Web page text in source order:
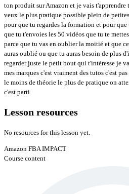
ton produit sur Amazon et je vais
veux le plus pratique possible plein de
pour que tu regardes la formation et pour
que tu t'envoies les 50 vidéos que tu te
parce que tu vas en oublier la moitié et que
auras oublié ou que tu auras besoin de plus
regarder juste le petit bout qui t'intéresse je
mes marques c'est vraiment des tutos c'est
le moins de théorie le plus de pratique on
c'est parti
Lesson resources
No resources for this lesson yet.
Amazon FBA IMPACT
Course content